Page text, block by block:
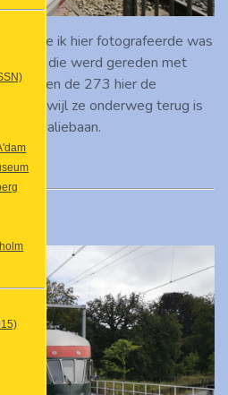
die ik hier fotografeerde was
die werd gereden met
We zien de 273 hier de
terwijl ze onderweg terug is
Maliebaan.